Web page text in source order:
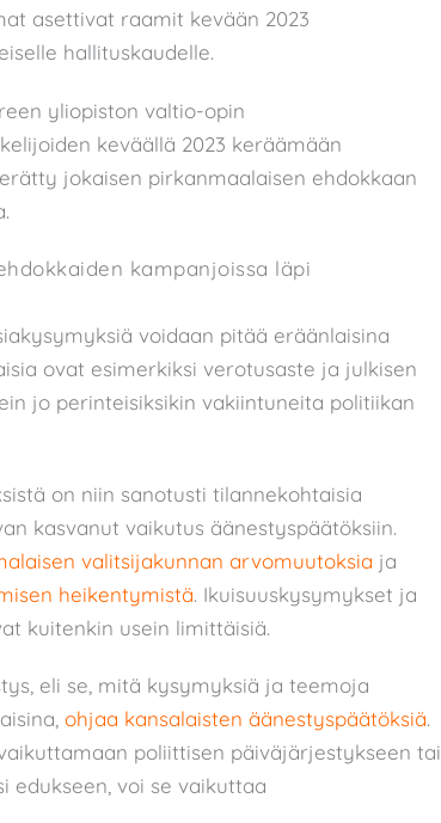
asettivat raamit kevään 2023
hallituskaudelle.
yliopiston valtio-opin
keväällä 2023 keräämään
jokaisen pirkanmaalaisen ehdokkaan
kampanjoissa läpi
voidaan pitää eräänlaisina
ovat esimerkiksi verotusaste ja julkisen
jo perinteisiksikin vakiintuneita politiikan
on niin sanotusti tilannekohtaisia
kasvanut vaikutus äänestyspäätöksiin.
valitsijakunnan arvomuutoksia ja
heikentymistä. Ikuisuuskysymykset ja
kuitenkin usein limittäisiä.
eli se, mitä kysymyksiä ja teemoja
ohjaa kansalaisten äänestyspäätöksiä.
poliittisen päiväjärjestykseen tai
edukseen, voi se vaikuttaa